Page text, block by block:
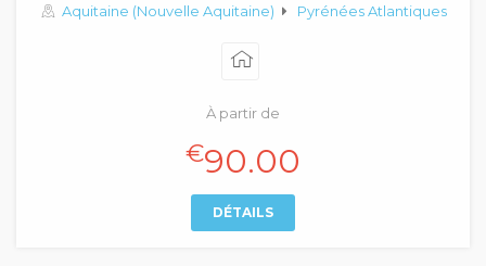
Aquitaine (Nouvelle Aquitaine) Pyrénées Atlantiques
À partir de
€90.00
DÉTAILS